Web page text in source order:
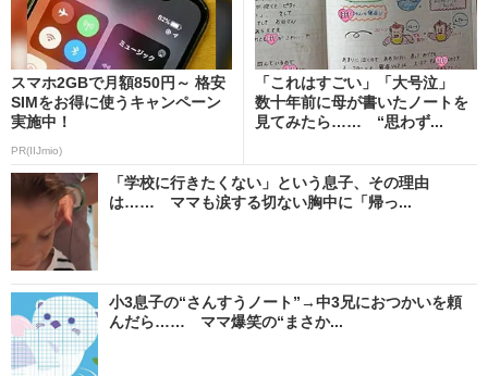
スマホ2GBで月額850円～ 格安
SIMをお得に使うキャンペーン
実施中！
PR(IIJmio)
「これはすごい」「大号泣」
数十年前に母が書いたノートを
見てみたら…… “思わず...
「学校に行きたくない」という息子、その理由
は…… ママも涙する切ない胸中に「帰っ...
小3息子の“さんすうノート”→中3兄におつかいを頼
んだら…… ママ爆笑の“まさか...